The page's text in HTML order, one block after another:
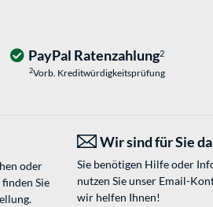
PayPal Ratenzahlung2
2Vorb. Kreditwürdigkeitsprüfung
oder
Sie
Wir sind für Sie
Sie benötigen Hilfe oder
nutzen Sie unser Email-
wir helfen Ihnen!